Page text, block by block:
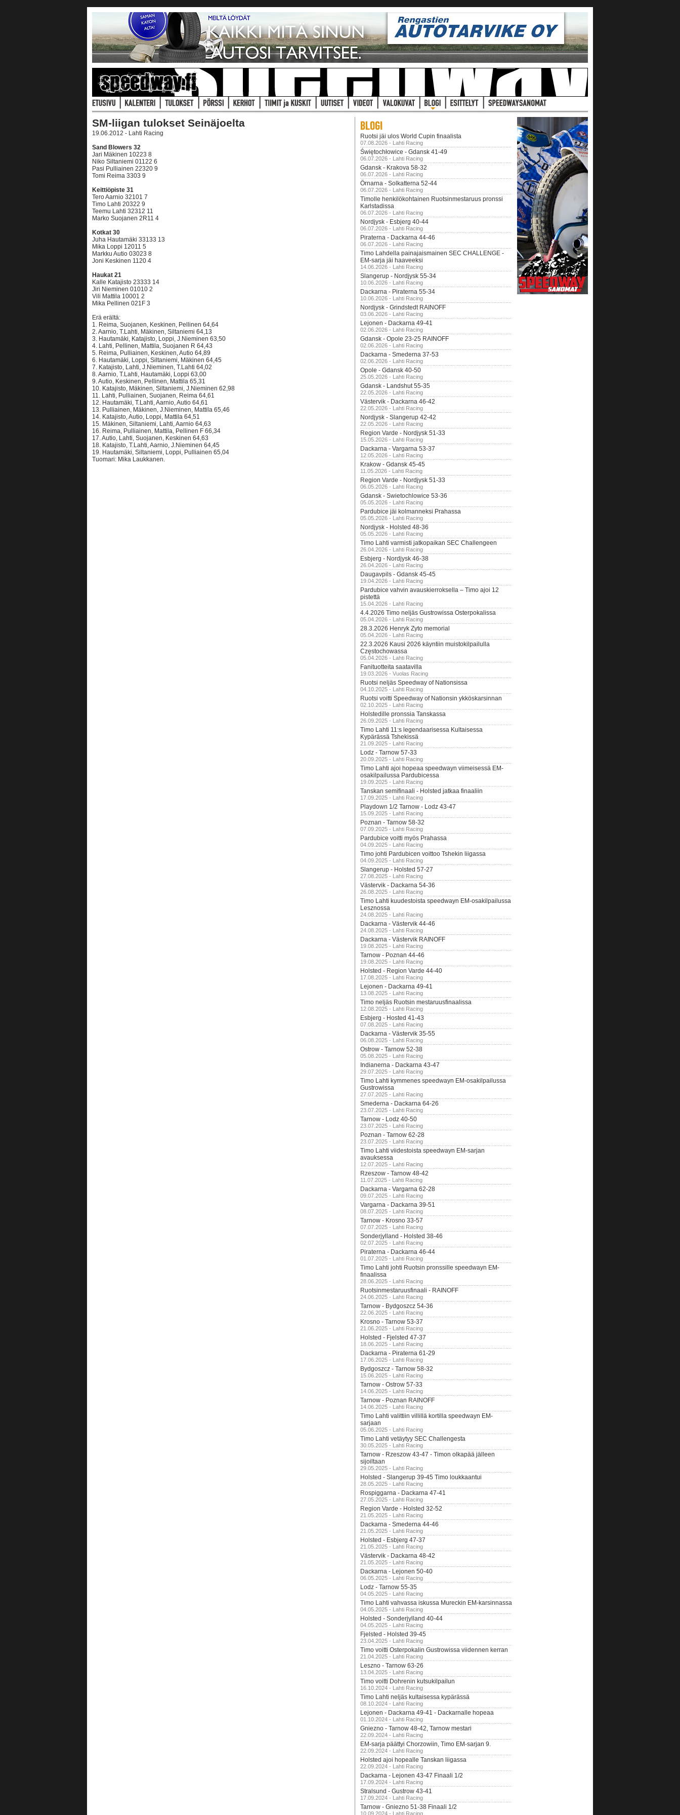
SM-liigan tulokset Seinäjoelta
19.06.2012 - Lahti Racing
Sand Blowers 32
Jari Mäkinen 10223 8
Niko Siltaniemi 01122 6
Pasi Pulliainen 22320 9
Tomi Reima 3303 9
Keittiöpiste 31
Tero Aarnio 32101 7
Timo Lahti 20322 9
Teemu Lahti 32312 11
Marko Suojanen 2R11 4
Kotkat 30
Juha Hautamäki 33133 13
Mika Loppi 12011 5
Markku Autio 03023 8
Joni Keskinen 1120 4
Haukat 21
Kalle Katajisto 23333 14
Jiri Nieminen 01010 2
Vili Mattila 10001 2
Mika Pellinen 021F 3
Erä erältä:
1. Reima, Suojanen, Keskinen, Pellinen 64,64
2. Aarnio, T.Lahti, Mäkinen, Siltaniemi 64,13
3. Hautamäki, Katajisto, Loppi, J.Nieminen 63,50
4. Lahti, Pellinen, Mattila, Suojanen R 64,43
5. Reima, Pulliainen, Keskinen, Autio 64,89
6. Hautamäki, Loppi, Siltaniemi, Mäkinen 64,45
7. Katajisto, Lahti, J.Nieminen, T.Lahti 64,02
8. Aarnio, T.Lahti, Hautamäki, Loppi 63,00
9. Autio, Keskinen, Pellinen, Mattila 65,31
10. Katajisto, Mäkinen, Siltaniemi, J.Nieminen 62,98
11. Lahti, Pulliainen, Suojanen, Reima 64,61
12. Hautamäki, T.Lahti, Aarnio, Autio 64,61
13. Pulliainen, Mäkinen, J.Nieminen, Mattila 65,46
14. Katajisto, Autio, Loppi, Mattila 64,51
15. Mäkinen, Siltaniemi, Lahti, Aarnio 64,63
16. Reima, Pulliainen, Mattila, Pellinen F 66,34
17. Autio, Lahti, Suojanen, Keskinen 64,63
18. Katajisto, T.Lahti, Aarnio, J.Nieminen 64,45
19. Hautamäki, Siltaniemi, Loppi, Pulliainen 65,04
Tuomari: Mika Laukkanen.
Ruotsi jäi ulos World Cupin finaalista
07.08.2026 - Lahti Racing
Świętochłowice - Gdansk 41-49
06.07.2026 - Lahti Racing
Gdansk - Krakova 58-32
06.07.2026 - Lahti Racing
Örnarna - Solkatterna 52-44
06.07.2026 - Lahti Racing
Timolle henkilökohtainen Ruotsinmestaruus pronssi
Karlstadissa
06.07.2026 - Lahti Racing
Nordjysk - Esbjerg 40-44
06.07.2026 - Lahti Racing
Piraterna - Dackarna 44-46
06.07.2026 - Lahti Racing
Timo Lahdella painajaismainen SEC CHALLENGE -
EM-sarja jäi haaveeksi
14.06.2026 - Lahti Racing
Slangerup - Nordjysk 55-34
10.06.2026 - Lahti Racing
Dackarna - Piraterna 55-34
10.06.2026 - Lahti Racing
Nordjysk - Grindstedt RAINOFF
03.06.2026 - Lahti Racing
Lejonen - Dackarna 49-41
02.06.2026 - Lahti Racing
Gdansk - Opole 23-25 RAINOFF
02.06.2026 - Lahti Racing
Dackarna - Smederna 37-53
02.06.2026 - Lahti Racing
Opole - Gdansk 40-50
25.05.2026 - Lahti Racing
Gdansk - Landshut 55-35
22.05.2026 - Lahti Racing
Västervik - Dackarna 46-42
22.05.2026 - Lahti Racing
Nordjysk - Slangerup 42-42
22.05.2026 - Lahti Racing
Region Varde - Nordjysk 51-33
15.05.2026 - Lahti Racing
Dackarna - Vargarna 53-37
12.05.2026 - Lahti Racing
Krakow - Gdansk 45-45
11.05.2026 - Lahti Racing
Region Varde - Nordjysk 51-33
06.05.2026 - Lahti Racing
Gdansk - Swietochlowice 53-36
05.05.2026 - Lahti Racing
Pardubice jäi kolmanneksi Prahassa
05.05.2026 - Lahti Racing
Nordjysk - Holsted 48-36
05.05.2026 - Lahti Racing
Timo Lahti varmisti jatkopaikan SEC Challengeen
26.04.2026 - Lahti Racing
Esbjerg - Nordjysk 46-38
26.04.2026 - Lahti Racing
Daugavpils - Gdansk 45-45
19.04.2026 - Lahti Racing
Pardubice vahvin avauskierroksella – Timo ajoi 12
pistettä
15.04.2026 - Lahti Racing
4.4.2026 Timo neljäs Gustrowissa Osterpokalissa
05.04.2026 - Lahti Racing
28.3.2026 Henryk Zyto memorial
05.04.2026 - Lahti Racing
22.3.2026 Kausi 2026 käyntiin muistokilpailulla
Częstochowassa
05.04.2026 - Lahti Racing
Fanituotteita saatavilla
19.03.2026 - Vuolas Racing
Ruotsi neljäs Speedway of Nationsissa
04.10.2025 - Lahti Racing
Ruotsi voitti Speedway of Nationsin ykköskarsinnan
02.10.2025 - Lahti Racing
Holstedille pronssia Tanskassa
26.09.2025 - Lahti Racing
Timo Lahti 11:s legendaarisessa Kultaisessa
Kypärässä Tshekissä
21.09.2025 - Lahti Racing
Lodz - Tarnow 57-33
20.09.2025 - Lahti Racing
Timo Lahti ajoi hopeaa speedwayn viimeisessä EM-
osakilpailussa Pardubicessa
19.09.2025 - Lahti Racing
Tanskan semifinaali - Holsted jatkaa finaaliin
17.09.2025 - Lahti Racing
Playdown 1/2 Tarnow - Lodz 43-47
15.09.2025 - Lahti Racing
Poznan - Tarnow 58-32
07.09.2025 - Lahti Racing
Pardubice voitti myös Prahassa
04.09.2025 - Lahti Racing
Timo johti Pardubicen voittoo Tshekin liigassa
04.09.2025 - Lahti Racing
Slangerup - Holsted 57-27
27.08.2025 - Lahti Racing
Västervik - Dackarna 54-36
26.08.2025 - Lahti Racing
Timo Lahti kuudestoista speedwayn EM-osakilpailussa
Lesznossa
24.08.2025 - Lahti Racing
Dackarna - Västervik 44-46
24.08.2025 - Lahti Racing
Dackarna - Västervik RAINOFF
19.08.2025 - Lahti Racing
Tarnow - Poznan 44-46
19.08.2025 - Lahti Racing
Holsted - Region Varde 44-40
17.08.2025 - Lahti Racing
Lejonen - Dackarna 49-41
13.08.2025 - Lahti Racing
Timo neljäs Ruotsin mestaruusfinaalissa
12.08.2025 - Lahti Racing
Esbjerg - Hosted 41-43
07.08.2025 - Lahti Racing
Dackarna - Västervik 35-55
06.08.2025 - Lahti Racing
Ostrow - Tarnow 52-38
05.08.2025 - Lahti Racing
Indianerna - Dackarna 43-47
29.07.2025 - Lahti Racing
Timo Lahti kymmenes speedwayn EM-osakilpailussa
Gustrowissa
27.07.2025 - Lahti Racing
Smederna - Dackarna 64-26
23.07.2025 - Lahti Racing
Tarnow - Lodz 40-50
23.07.2025 - Lahti Racing
Poznan - Tarnow 62-28
23.07.2025 - Lahti Racing
Timo Lahti viidestoista speedwayn EM-sarjan
avauksessa
12.07.2025 - Lahti Racing
Rzeszow - Tarnow 48-42
11.07.2025 - Lahti Racing
Dackarna - Vargarna 62-28
09.07.2025 - Lahti Racing
Vargarna - Dackarna 39-51
08.07.2025 - Lahti Racing
Tarnow - Krosno 33-57
07.07.2025 - Lahti Racing
Sonderjylland - Holsted 38-46
02.07.2025 - Lahti Racing
Piraterna - Dackarna 46-44
01.07.2025 - Lahti Racing
Timo Lahti johti Ruotsin pronssille speedwayn EM-
finaalissa
28.06.2025 - Lahti Racing
Ruotsinmestaruusfinaali - RAINOFF
24.06.2025 - Lahti Racing
Tarnow - Bydgoszcz 54-36
22.06.2025 - Lahti Racing
Krosno - Tarnow 53-37
21.06.2025 - Lahti Racing
Holsted - Fjelsted 47-37
18.06.2025 - Lahti Racing
Dackarna - Piraterna 61-29
17.06.2025 - Lahti Racing
Bydgoszcz - Tarnow 58-32
15.06.2025 - Lahti Racing
Tarnow - Ostrow 57-33
14.06.2025 - Lahti Racing
Tarnow - Poznan RAINOFF
14.06.2025 - Lahti Racing
Timo Lahti valittiin villillä kortilla speedwayn EM-
sarjaan
05.06.2025 - Lahti Racing
Timo Lahti vetäytyy SEC Challengesta
30.05.2025 - Lahti Racing
Tarnow - Rzeszow 43-47 - Timon olkapää jälleen
sijoiltaan
29.05.2025 - Lahti Racing
Holsted - Slangerup 39-45 Timo loukkaantui
28.05.2025 - Lahti Racing
Rospiggarna - Dackarna 47-41
27.05.2025 - Lahti Racing
Region Varde - Holsted 32-52
21.05.2025 - Lahti Racing
Dackarna - Smederna 44-46
21.05.2025 - Lahti Racing
Holsted - Esbjerg 47-37
21.05.2025 - Lahti Racing
Västervik - Dackarna 48-42
21.05.2025 - Lahti Racing
Dackarna - Lejonen 50-40
06.05.2025 - Lahti Racing
Lodz - Tarnow 55-35
04.05.2025 - Lahti Racing
Timo Lahti vahvassa iskussa Mureckin EM-karsinnassa
04.05.2025 - Lahti Racing
Holsted - Sonderjylland 40-44
04.05.2025 - Lahti Racing
Fjelsted - Holsted 39-45
23.04.2025 - Lahti Racing
Timo voitti Osterpokalin Gustrowissa viidennen kerran
21.04.2025 - Lahti Racing
Leszno - Tarnow 63-26
13.04.2025 - Lahti Racing
Timo voitti Dohrenin kutsukilpailun
16.10.2024 - Lahti Racing
Timo Lahti neljäs kultaisessa kypärässä
08.10.2024 - Lahti Racing
Lejonen - Dackarna 49-41 - Dackarnalle hopeaa
01.10.2024 - Lahti Racing
Gniezno - Tarnow 48-42, Tarnow mestari
22.09.2024 - Lahti Racing
EM-sarja päättyi Chorzowiin, Timo EM-sarjan 9.
22.09.2024 - Lahti Racing
Holsted ajoi hopealle Tanskan liigassa
22.09.2024 - Lahti Racing
Dackarna - Lejonen 43-47 Finaali 1/2
17.09.2024 - Lahti Racing
Stralsund - Gustrow 43-41
17.09.2024 - Lahti Racing
Tarnow - Gniezno 51-38 Finaali 1/2
10.09.2024 - Lahti Racing